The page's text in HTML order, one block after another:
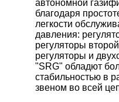
автономной
благодаря
легкости
давления:
регуляторы
регуляторы и
"SRG" обладют
стабильностью в
звеном во всей